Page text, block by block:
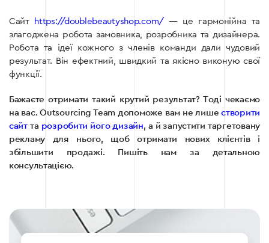
Сайт https://doublebeautyshop.com/ — це гармонійна та
злагоджена робота замовника, розробника та дизайнера.
Робота та ідеї кожного з членів команди дали чудовий
результат. Він ефектний, швидкий та якісно виконую свої
функції.
Бажаєте отримати такий крутий результат? Тоді чекаємо
на вас. Outsourcing Team допоможе вам не лише створити
сайтта розробити його дизайн, а й запустити таргетовану
рекламу для нього, щоб отримати нових клієнтів і
збільшити продажі. Пишіть нам за детальною
консультацією.